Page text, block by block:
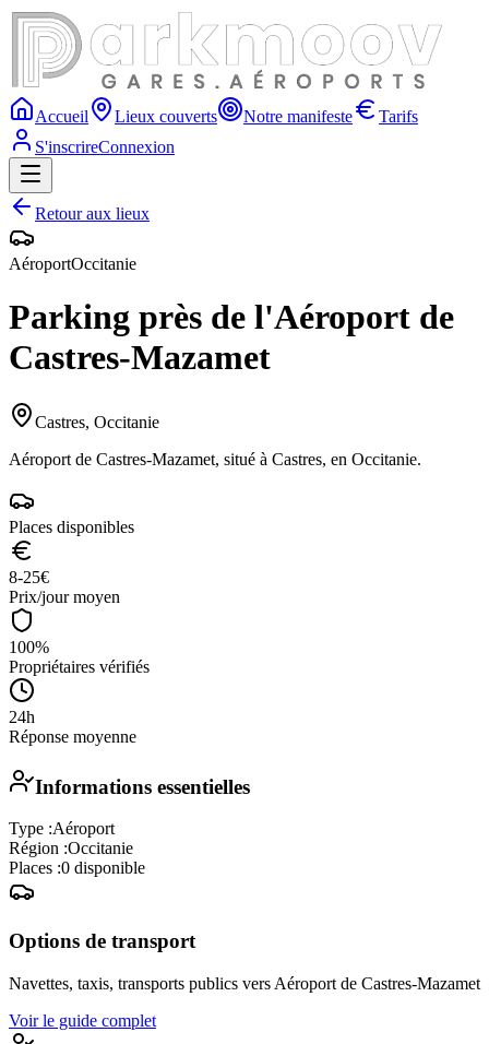
Accueil Lieux couverts Notre manifeste
Tarifs
S'inscrireConnexion
Retour aux lieux
AéroportOccitanie
Parking près de l'Aéroport de
Castres-Mazamet
Castres, Occitanie
Aéroport de Castres-Mazamet, situé à Castres, en Occitanie.
Places disponibles
8-25€
Prix/jour moyen
100%
Propriétaires vérifiés
24h
Réponse moyenne
Informations essentielles
Type :Aéroport
Région :Occitanie
Places :0 disponible
Options de transport
Navettes, taxis, transports publics vers Aéroport de Castres-Mazamet
Voir le guide complet